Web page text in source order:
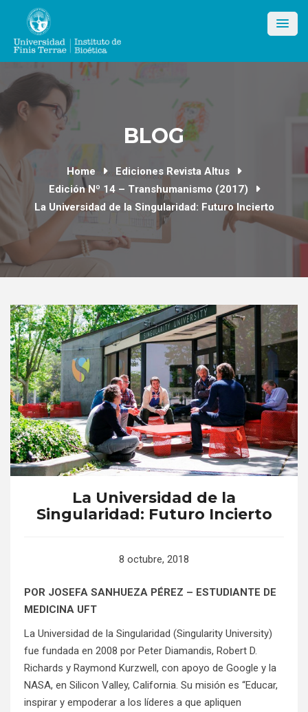
content
BLOG
Home
Ediciones Revista Altus
Edición Nº 14 – Transhumanismo (2017)
La Universidad de la Singularidad: Futuro Incierto
La Universidad de la
Singularidad: Futuro Incierto
8 octubre, 2018
POR JOSEFA SANHUEZA PÉREZ – ESTUDIANTE DE
MEDICINA UFT
La Universidad de la Singularidad (Singularity University)
fue fundada en 2008 por Peter Diamandis, Robert D.
Richards y Raymond Kurzwell, con apoyo de Google y la
NASA, en Silicon Valley, California. Su misión es “Educar,
inspirar y empoderar a los líderes a que apliquen